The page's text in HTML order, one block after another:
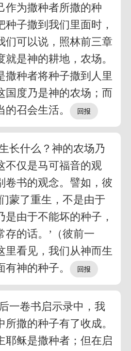
作为撒种者所撒的种
种子撒到我们里面时，
们可以说，照林前三章
就是神的耕地，农场。
撒种者将种子撒到人里
国度乃是神的农场；而
召会生活。
长什么？神的农场乃
不仅是马可福音的观
卷书的观念。譬如，彼
蒙了重生，不是由于
是由于不能坏的种子，
存的话。’（彼前一
里看见，我们从神而生
神的种子。
一卷书启示录中，我
撒的种子有了收成。
耶稣是撒种者；但在启